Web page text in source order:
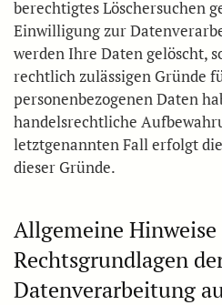
berechtigtes Löschersuchen
Einwilligung zur
werden Ihre Daten gelöscht,
rechtlich zulässigen Gründe
personenbezogenen Daten
handelsrechtliche
letztgenannten Fall erfolgt
dieser Gründe.
Allgemeine
Rechtsgrundlagen
Datenverarbeitung